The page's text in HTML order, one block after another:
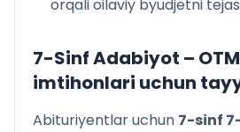
orqali oilaviy byudjetni
7-Sinf Adabiyot –
imtihonlari uchun
Abituriyentlar uchun 7-sinf